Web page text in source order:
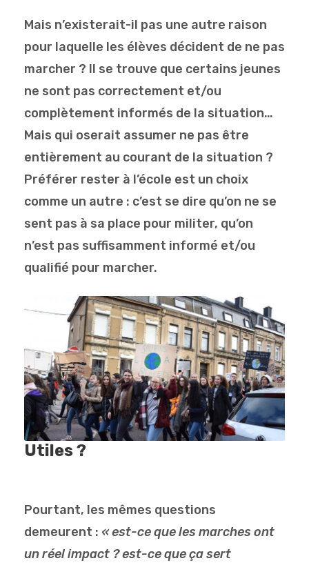
Mais n’existerait-il pas une autre raison
pour laquelle les élèves décident de ne pas
marcher ? Il se trouve que certains jeunes
ne sont pas correctement et/ou
complètement informés de la situation…
Mais qui oserait assumer ne pas être
entièrement au courant de la situation ?
Préférer rester à l’école est un choix
comme un autre : c’est se dire qu’on ne se
sent pas à sa place pour militer, qu’on
n’est pas suffisamment informé et/ou
qualifié pour marcher.
Utiles ?
Pourtant, les mêmes questions
demeurent : « est-ce que les marches ont
un réel impact ? est-ce que ça sert